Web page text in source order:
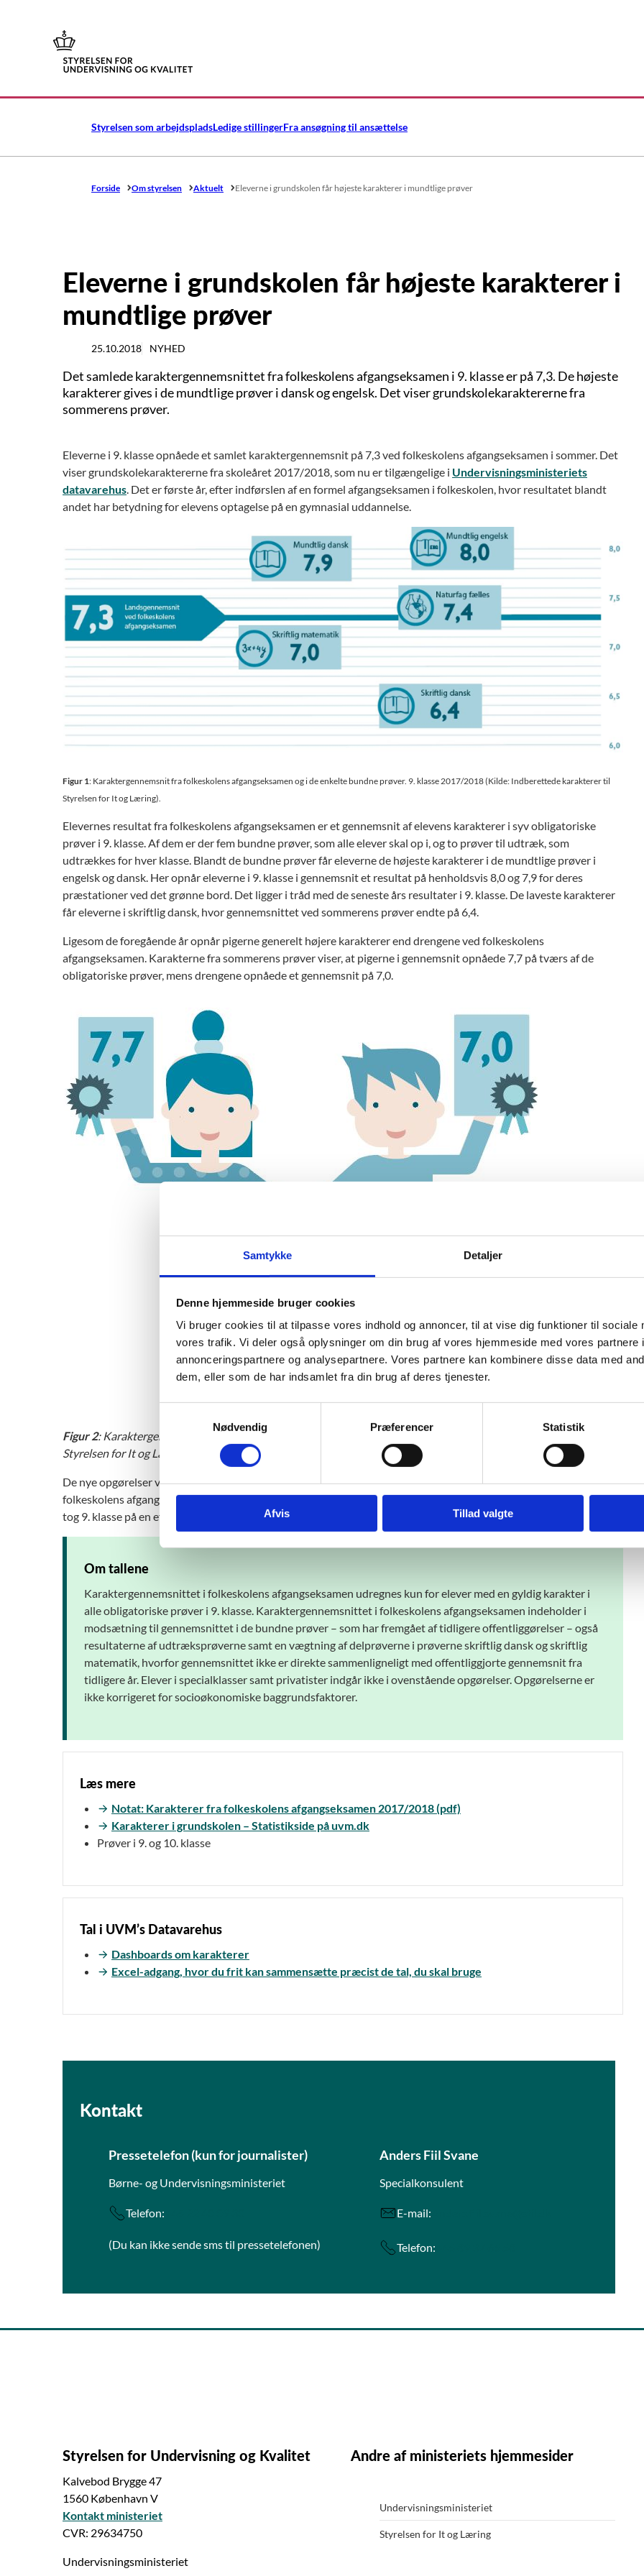
Samtykke Detaljer
Denne hjemmeside bruger cookies
Vi bruger cookies til at tilpasse vores indhold og annoncer, til at vise dig funktioner til sociale
vores trafik. Vi deler også oplysninger om din brug af vores hjemmeside med vores partnere
annonceringspartnere og analysepartnere. Vores partnere kan kombinere disse data med
dem, eller som de har indsamlet fra din brug af deres tjenester.
m
t
y
k
k
v
g
Nødvendig Præferencer Statistik
Afvis Tillad valgte
Styrelsen som arbejdspladsLedige stillingerFra ansøgning til ansættelse
Forside Om styrelsen Aktuelt Eleverne i grundskolen får højeste karakterer i mundtlige prøver
Eleverne i grundskolen får højeste karakterer i
mundtlige prøver
25.10.2018 NYHED
Det samlede karaktergennemsnittet fra folkeskolens afgangseksamen i 9. klasse er på 7,3. De højeste
karakterer gives i de mundtlige prøver i dansk og engelsk. Det viser grundskolekaraktererne fra
sommerens prøver.
Eleverne i 9. klasse opnåede et samlet karaktergennemsnit på 7,3 ved folkeskolens afgangseksamen i sommer. Det
viser grundskolekaraktererne fra skoleåret 2017/2018, som nu er tilgængelige i Undervisningsministeriets
datavarehus. Det er første år, efter indførslen af en formel afgangseksamen i folkeskolen, hvor resultatet blandt
andet har betydning for elevens optagelse på en gymnasial uddannelse.
Figur 1: Karaktergennemsnit fra folkeskolens afgangseksamen og i de enkelte bundne prøver. 9. klasse 2017/2018 (Kilde: Indberettede karakterer til
Styrelsen for It og Læring).
Elevernes resultat fra folkeskolens afgangseksamen er et gennemsnit af elevens karakterer i syv obligatoriske
prøver i 9. klasse. Af dem er der fem bundne prøver, som alle elever skal op i, og to prøver til udtræk, som
udtrækkes for hver klasse. Blandt de bundne prøver får eleverne de højeste karakterer i de mundtlige prøver i
engelsk og dansk. Her opnår eleverne i 9. klasse i gennemsnit et resultat på henholdsvis 8,0 og 7,9 for deres
præstationer ved det grønne bord. Det ligger i tråd med de seneste års resultater i 9. klasse. De laveste karakterer
får eleverne i skriftlig dansk, hvor gennemsnittet ved sommerens prøver endte på 6,4.
Ligesom de foregående år opnår pigerne generelt højere karakterer end drengene ved folkeskolens
afgangseksamen. Karakterne fra sommerens prøver viser, at pigerne i gennemsnit opnåede 7,7 på tværs af de
obligatoriske prøver, mens drengene opnåede et gennemsnit på 7,0.
Figur 2: Karaktergennemsnit fra folkeskolens afgangseksamen fordelt på køn (Kilde: Indberettede karakterer til
Styrelsen for It og Læring).
De nye opgørelser viser desuden, at 9. klasseeleverne på landets folkeskoler fik et samlet gennemsnit ved
folkeskolens afgangseksamen på 7,3. Elever på de frie grundskoler opnåede et gennemsnit på 8,0, mens elever, der
tog 9. klasse på en efterskole, i gennemsnit fik 6,7.
Om tallene
Karaktergennemsnittet i folkeskolens afgangseksamen udregnes kun for elever med en gyldig karakter i
alle obligatoriske prøver i 9. klasse. Karaktergennemsnittet i folkeskolens afgangseksamen indeholder i
modsætning til gennemsnittet i de bundne prøver – som har fremgået af tidligere offentliggørelser – også
resultaterne af udtræksprøverne samt en vægtning af delprøverne i prøverne skriftlig dansk og skriftlig
matematik, hvorfor gennemsnittet ikke er direkte sammenligneligt med offentliggjorte gennemsnit fra
tidligere år. Elever i specialklasser samt privatister indgår ikke i ovenstående opgørelser. Opgørelserne er
ikke korrigeret for socioøkonomiske baggrundsfaktorer.
Læs mere
Notat: Karakterer fra folkeskolens afgangseksamen 2017/2018 (pdf)
Karakterer i grundskolen – Statistikside på uvm.dk
Prøver i 9. og 10. klasse
Tal i UVM’s Datavarehus
Dashboards om karakterer
Excel-adgang, hvor du frit kan sammensætte præcist de tal, du skal bruge
Kontakt
Pressetelefon (kun for journalister)
Børne- og Undervisningsministeriet
Telefon:
(Du kan ikke sende sms til pressetelefonen)
Anders Fiil Svane
Specialkonsulent
E-mail:
Telefon:
Styrelsen for Undervisning og Kvalitet
Kalvebod Brygge 47
1560 København V
Kontakt ministeriet
CVR: 29634750
Undervisningsministeriet
Andre af ministeriets hjemmesider
Undervisningsministeriet
Styrelsen for It og Læring